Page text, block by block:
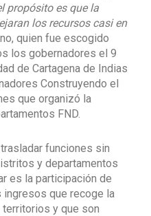
propósito es que la
los recursos casi en
quien fue escogido
los gobernadores el 9
de Cartagena de Indias
Construyendo el
que organizó la
FND.
funciones sin
y departamentos
es la participación de
que recoge la
y que son